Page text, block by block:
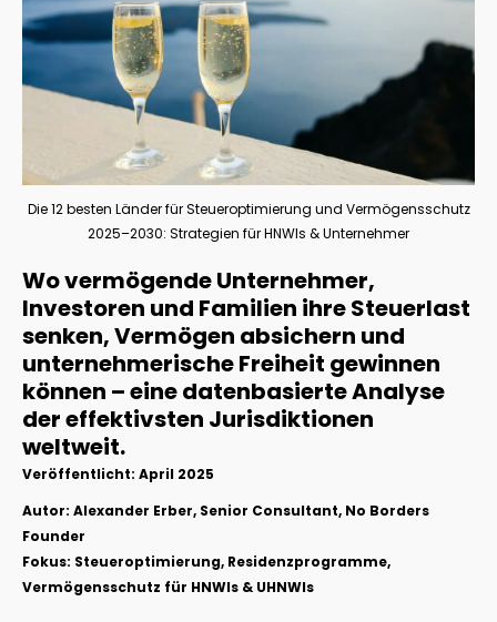
Die 12 besten Länder für Steueroptimierung und Vermögensschutz
2025–2030: Strategien für HNWIs & Unternehmer
Wo vermögende Unternehmer,
Investoren und Familien ihre Steuerlast
senken, Vermögen absichern und
unternehmerische Freiheit gewinnen
können – eine datenbasierte Analyse
der effektivsten Jurisdiktionen
weltweit.
Veröffentlicht: April 2025
Autor: Alexander Erber, Senior Consultant, No Borders
Founder
Fokus: Steueroptimierung, Residenzprogramme,
Vermögensschutz für HNWIs & UHNWIs